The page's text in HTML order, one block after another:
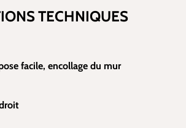
TECHNIQUES
facile, encollage du mur